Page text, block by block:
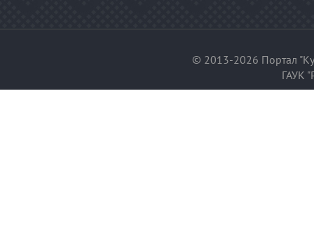
© 2013-2026 Портал
ГАУК